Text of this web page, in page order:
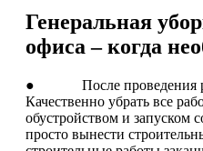
Генеральная
офиса – когда
● После проведения
Качественно убрать все
обустройством и запуском
просто вынести